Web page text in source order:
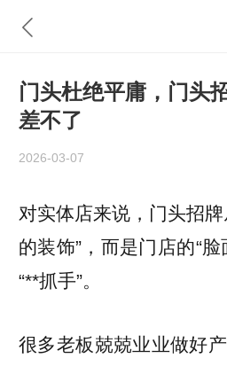
门头杜绝平庸，门头
差不了
2026-03-07
对实体店来说，门头招
的装饰”，而是门店的“
“**抓手”。
很多老板兢兢业业做好